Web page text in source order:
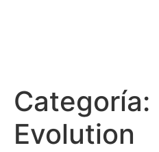
Categoría:
Evolution